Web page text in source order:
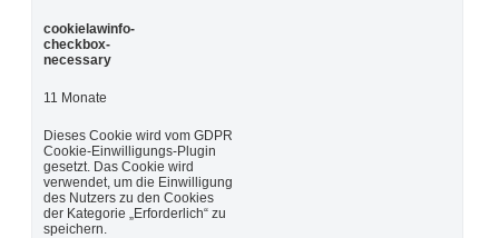
cookielawinfo-
checkbox-
necessary
11 Monate
Dieses Cookie wird vom GDPR
Cookie-Einwilligungs-Plugin
gesetzt. Das Cookie wird
verwendet, um die Einwilligung
des Nutzers zu den Cookies
der Kategorie „Erforderlich“ zu
speichern.